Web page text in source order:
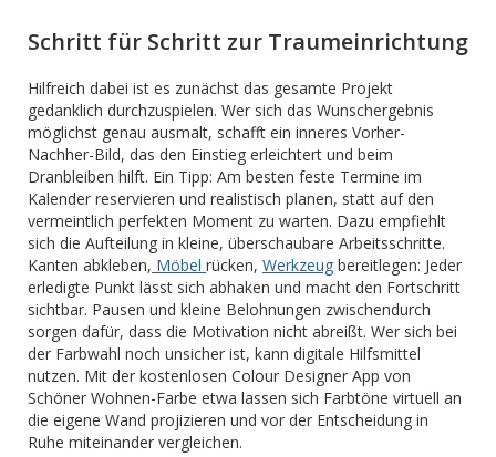
Schritt für Schritt zur Traumeinrichtung
Hilfreich dabei ist es zunächst das gesamte Projekt
gedanklich durchzuspielen. Wer sich das Wunschergebnis
möglichst genau ausmalt, schafft ein inneres Vorher-
Nachher-Bild, das den Einstieg erleichtert und beim
Dranbleiben hilft. Ein Tipp: Am besten feste Termine im
Kalender reservieren und realistisch planen, statt auf den
vermeintlich perfekten Moment zu warten. Dazu empfiehlt
sich die Aufteilung in kleine, überschaubare Arbeitsschritte.
Kanten abkleben, Möbel rücken, Werkzeug bereitlegen: Jeder
erledigte Punkt lässt sich abhaken und macht den Fortschritt
sichtbar. Pausen und kleine Belohnungen zwischendurch
sorgen dafür, dass die Motivation nicht abreißt. Wer sich bei
der Farbwahl noch unsicher ist, kann digitale Hilfsmittel
nutzen. Mit der kostenlosen Colour Designer App von
Schöner Wohnen-Farbe etwa lassen sich Farbtöne virtuell an
die eigene Wand projizieren und vor der Entscheidung in
Ruhe miteinander vergleichen.